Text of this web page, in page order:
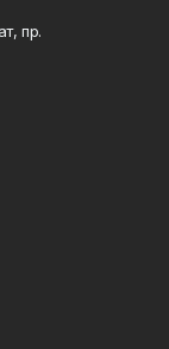
пр.